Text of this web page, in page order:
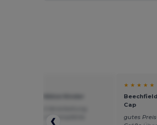
Probleme ich empfehle
★ ★ ★ ★ ★
Cap
gutes